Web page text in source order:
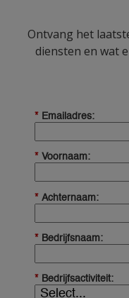
Ontvang het
diensten en wat